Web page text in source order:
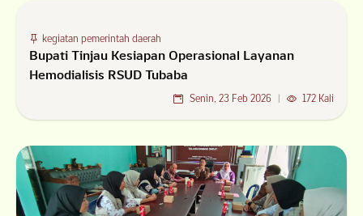
kegiatan pemerintah daerah
Bupati Tinjau Kesiapan Operasional Layanan
Hemodialisis RSUD Tubaba
Senin, 23 Feb 2026 172 Kali